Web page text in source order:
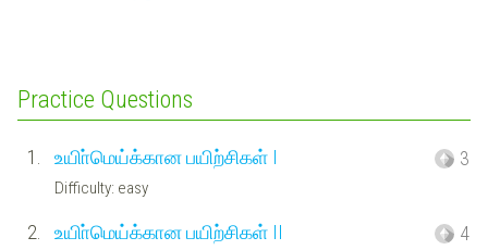
Practice Questions
1. உயிா்மெய்க்கான பயிற்சிகள் I
Difficulty: easy
3
2. உயிா்மெய்க்கான பயிற்சிகள் II 4